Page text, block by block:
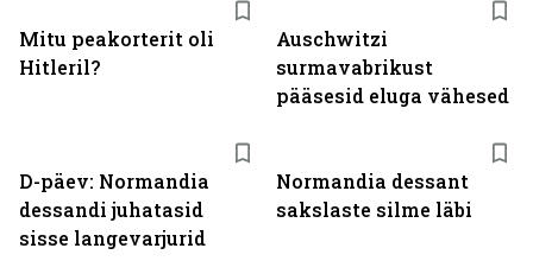
Mitu peakorterit oli
Hitleril?
Auschwitzi
surmavabrikust
pääsesid eluga vähesed
D-päev: Normandia
dessandi juhatasid
sisse langevarjurid
Normandia dessant
sakslaste silme läbi